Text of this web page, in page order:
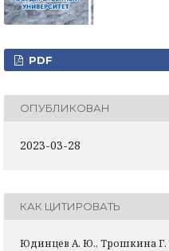
PDF
ОПУБЛИКОВАН
2023-03-28
КАК ЦИТИРОВАТЬ
Юдинцев А. Ю., Трошкина Г.